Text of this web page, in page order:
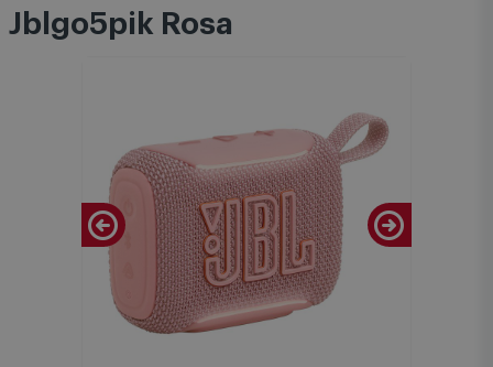
Jblgo5pik Rosa